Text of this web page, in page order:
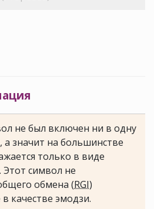
не был включен ни в одну
а значит на большинстве
только в виде
Этот символ не
обмена (RGI)
качестве эмодзи.